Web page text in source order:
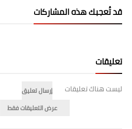
قد تُعجبك هذه المشاركات
تعليقات
ليست هناك تعليقات
إرسال تعليق
عرض التعليقات فقط